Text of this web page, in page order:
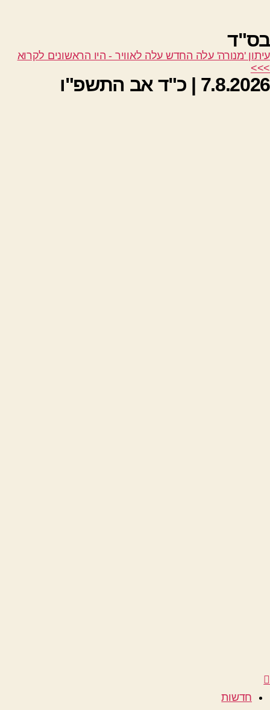
בס"ד
עיתון 'מנורה' עלה החדש עלה לאוויר - היו הראשונים לקרוא
>>>
7.8.2026 | כ"ד אב התשפ"ו
חדשות